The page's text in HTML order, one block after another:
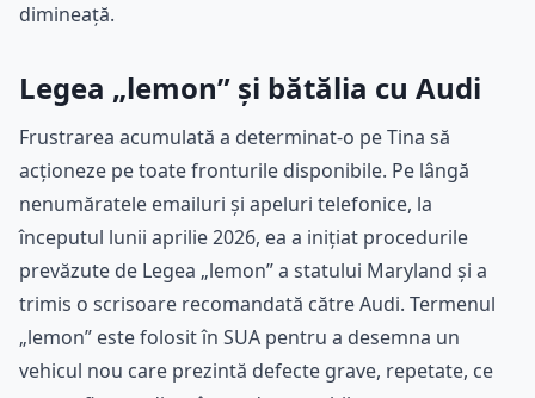
dimineață.
Legea „lemon” și bătălia cu Audi
Frustrarea acumulată a determinat-o pe Tina să
acționeze pe toate fronturile disponibile. Pe lângă
nenumăratele emailuri și apeluri telefonice, la
începutul lunii aprilie 2026, ea a inițiat procedurile
prevăzute de Legea „lemon” a statului Maryland și a
trimis o scrisoare recomandată către Audi. Termenul
„lemon” este folosit în SUA pentru a desemna un
vehicul nou care prezintă defecte grave, repetate, ce